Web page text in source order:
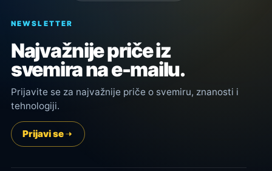
NEWSLETTER
Najvažnije priče iz
svemira na e-mailu.
Prijavite se za najvažnije priče o svemiru, znanosti i
tehnologiji.
Prijavi se